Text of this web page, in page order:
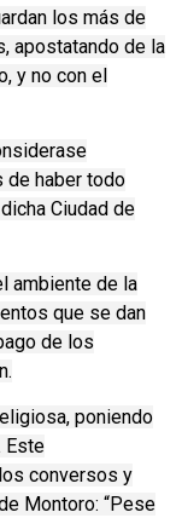
los más de
apostatando de la
y no con el
de haber todo
Ciudad de
ambiente de la
que se dan
de los
poniendo
Este
conversos y
Montoro: “Pese